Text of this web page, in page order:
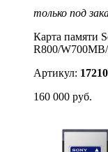
только под
Карта памяти
R800/
Артикул: 17210
160 000 руб.